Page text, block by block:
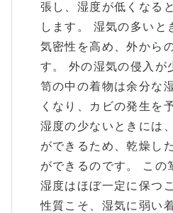
張し、湿度が低くなる
します。 湿気の多いと
気密性を高め、外から
す。 外の湿気の侵入が
笥の中の着物は余分な
くなり、カビの発生を
湿度の少ないときには
ができるため、乾燥し
ができるのです。 この
湿度はほぼ一定に保つ
性質こそ、湿気に弱い